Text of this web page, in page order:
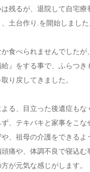
残るが、退院して自宅療
土台作り.を開始しました
食べられませんでしたが
』をする事で、ふらつき
り戻してきました。
る、目立った後遺症もな
、テキパキと家事をこな
や、祖母の介護をできるよ
頭痛や、体調不良で寝込む
が元気な感じがします。